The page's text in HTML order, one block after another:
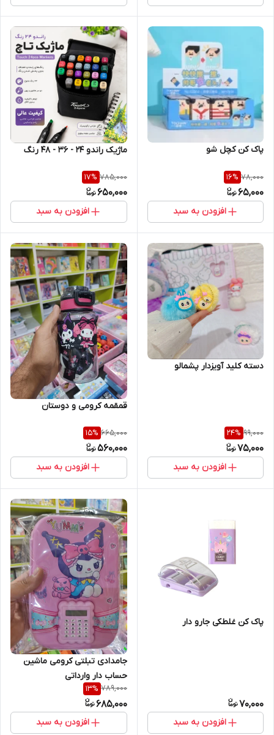
پاک کن کچل شو
78,000
16%
65,000
افزودن به سبد
ماژیک راندو 24 - 36 - 48 رنگ
785,000
17%
650,000
افزودن به سبد
دسته کلید آویزدار پشمالو
99,000
24%
75,000
افزودن به سبد
قمقمه کرومی و دوستان
665,000
15%
560,000
افزودن به سبد
پاک کن غلطکی جارو دار
70,000
افزودن به سبد
جامدادی تبلتی کرومی ماشین
حساب دار وارداتی
789,000
13%
685,000
افزودن به سبد